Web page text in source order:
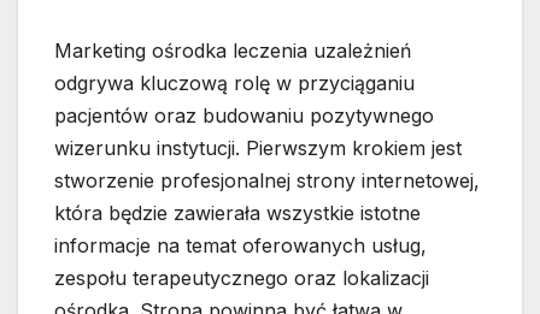
Marketing ośrodka leczenia uzależnień
odgrywa kluczową rolę w przyciąganiu
pacjentów oraz budowaniu pozytywnego
wizerunku instytucji. Pierwszym krokiem jest
stworzenie profesjonalnej strony internetowej,
która będzie zawierała wszystkie istotne
informacje na temat oferowanych usług,
zespołu terapeutycznego oraz lokalizacji